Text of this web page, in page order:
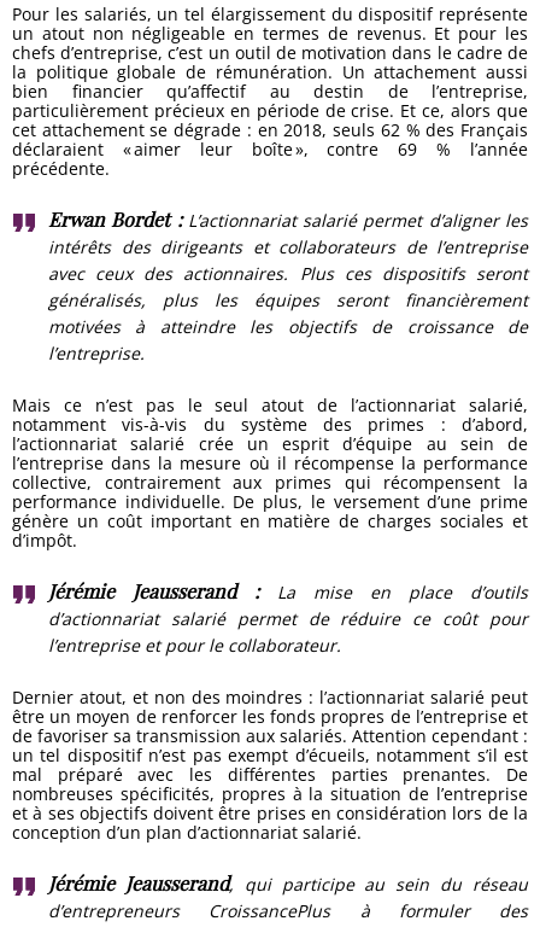
Pour les salariés, un tel élargissement du dispositif représente
un atout non négligeable en termes de revenus. Et pour les
chefs d’entreprise, c’est un outil de motivation dans le cadre de
la politique globale de rémunération. Un attachement aussi
bien financier qu’affectif au destin de l’entreprise,
particulièrement précieux en période de crise. Et ce, alors que
cet attachement se dégrade : en 2018, seuls 62 % des Français
déclaraient « aimer leur boîte », contre 69 % l’année
précédente.
Erwan Bordet : L’actionnariat salarié permet d’aligner les
intérêts des dirigeants et collaborateurs de l’entreprise
avec ceux des actionnaires. Plus ces dispositifs seront
généralisés, plus les équipes seront financièrement
motivées à atteindre les objectifs de croissance de
l’entreprise.
Mais ce n’est pas le seul atout de l’actionnariat salarié,
notamment vis-à-vis du système des primes : d’abord,
l’actionnariat salarié crée un esprit d’équipe au sein de
l’entreprise dans la mesure où il récompense la performance
collective, contrairement aux primes qui récompensent la
performance individuelle. De plus, le versement d’une prime
génère un coût important en matière de charges sociales et
d’impôt.
Jérémie Jeausserand :
La mise en place d’outils
d’actionnariat salarié permet de réduire ce coût pour
l’entreprise et pour le collaborateur.
Dernier atout, et non des moindres : l’actionnariat salarié peut
être un moyen de renforcer les fonds propres de l’entreprise et
de favoriser sa transmission aux salariés. Attention cependant :
un tel dispositif n’est pas exempt d’écueils, notamment s’il est
mal préparé avec les différentes parties prenantes. De
nombreuses spécificités, propres à la situation de l’entreprise
et à ses objectifs doivent être prises en considération lors de la
conception d’un plan d’actionnariat salarié.
Jérémie Jeausserand, qui participe au sein du réseau
d’entrepreneurs CroissancePlus à formuler des